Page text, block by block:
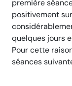
première
positivement
quelques jours
Pour cette
séances